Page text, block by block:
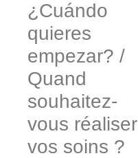
¿Cuándo
quieres
empezar? /
Quand
souhaitez-
vous réaliser
vos soins ?